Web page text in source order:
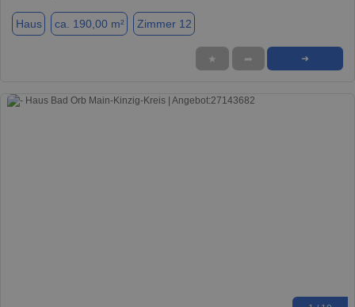
Haus ca. 190,00 m² Zimmer 12
★ ➦ ➜